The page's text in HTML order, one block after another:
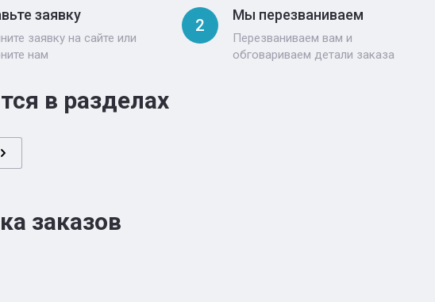
заявку
заявку на сайте или
нам
2
Мы перезваниваем
Перезваниваем вам и
обговариваем детали заказа
в разделах
заказов